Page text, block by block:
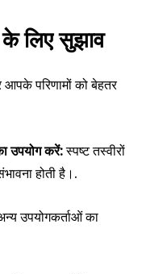
लिए सुझाव
परिणामों को बेहतर
उपयोग करें:स्पष्ट तस्वीरों
होती है।.
उपयोगकर्ताओं का